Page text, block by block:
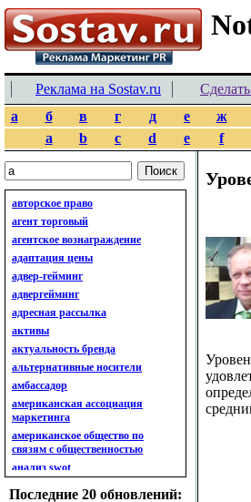
Реклама на Sostav.ru
а
б в г д е ж
a
b c d e f
авторское право
агент торговый
агентское вознаграждение
адаптация цены
адвер-гейминг
адвергейминг
адресная рассылка
активы
актуальность бренда
альтернативные носители
амбассадор
американская ассоциация
маркетинга
американское общество по
связям с общественностью
анализ swot
Последние 20 обновлений: